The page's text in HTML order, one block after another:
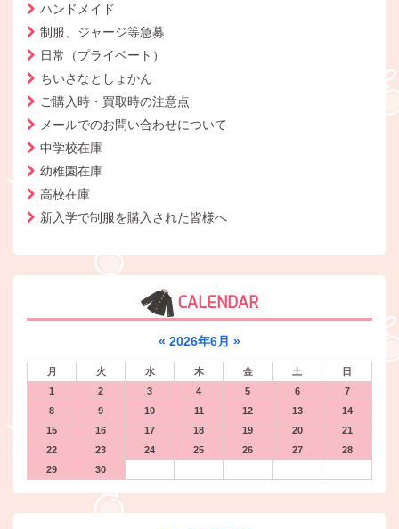
ハンドメイド
制服、ジャージ等急募
日常（プライベート）
ちいさなとしょかん
ご購入時・買取時の注意点
メールでのお問い合わせについて
中学校在庫
幼稚園在庫
高校在庫
新入学で制服を購入された皆様へ
CALENDAR
« 2026年6月 »
月 火 水 木 金 土
日
1
2 3 4 5 6
7
8
9 10 11 12 13
14
15
16 17 18 19 20
21
22
23 24 25 26 27
28
29
30